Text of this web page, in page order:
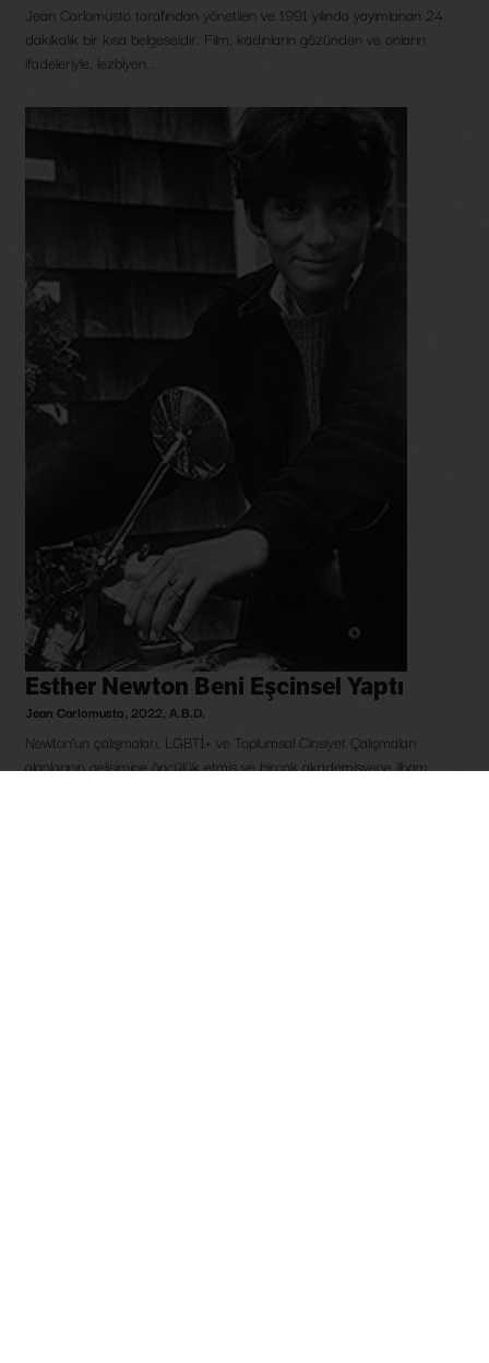
Jean Carlomusto tarafından yönetilen ve 1991 yılında yayımlanan 24
dakikalık bir kısa belgeseldir. Film, kadınların gözünden ve onların
ifadeleriyle, lezbiyen...
Esther Newton Beni Eşcinsel Yaptı
Jean Carlomusto, 2022, A.B.D.
Newton’un çalışmaları, LGBTİ+ ve Toplumsal Cinsiyet Çalışmaları
alanlarının gelişimine öncülük etmiş ve birçok akademisyene ilham